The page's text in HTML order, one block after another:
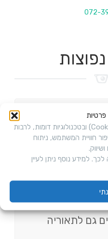
באתר זה נעשה שימוש בעוגיות (Cookies) ובטכנולוגיות דומות, לרבות
חוויית המשתמש, ניתוח
למידע נוסף ניתן לעיין
072-
שלי?
דיירקט?
גם לתאוריה
גם לתאוריה